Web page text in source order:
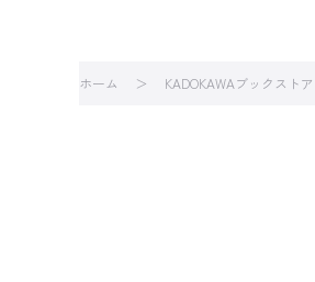
ホーム KADOKAWAブックストア